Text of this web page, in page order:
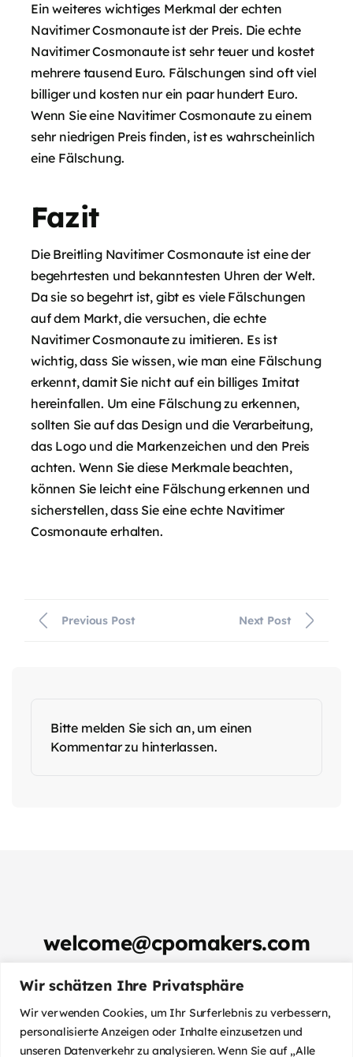
Wir schätzen Ihre Privatsphäre
Wir verwenden Cookies, um Ihr Surferlebnis zu verbessern,
personalisierte Anzeigen oder Inhalte einzusetzen und
unseren Datenverkehr zu analysieren. Wenn Sie auf „Alle
Ein weiteres wichtiges Merkmal der echten
Navitimer Cosmonaute ist der Preis. Die echte
Navitimer Cosmonaute ist sehr teuer und kostet
mehrere tausend Euro. Fälschungen sind oft viel
billiger und kosten nur ein paar hundert Euro.
Wenn Sie eine Navitimer Cosmonaute zu einem
sehr niedrigen Preis finden, ist es wahrscheinlich
eine Fälschung.
Fazit
Die Breitling Navitimer Cosmonaute ist eine der
begehrtesten und bekanntesten Uhren der Welt.
Da sie so begehrt ist, gibt es viele Fälschungen
auf dem Markt, die versuchen, die echte
Navitimer Cosmonaute zu imitieren. Es ist
wichtig, dass Sie wissen, wie man eine Fälschung
erkennt, damit Sie nicht auf ein billiges Imitat
hereinfallen. Um eine Fälschung zu erkennen,
sollten Sie auf das Design und die Verarbeitung,
das Logo und die Markenzeichen und den Preis
achten. Wenn Sie diese Merkmale beachten,
können Sie leicht eine Fälschung erkennen und
sicherstellen, dass Sie eine echte Navitimer
Cosmonaute erhalten.
Previous Post Next Post
Bitte melden Sie sich an, um einen
Kommentar zu hinterlassen.
welcome@cpomakers.com
Reaktionszeit: max. 4 Stunden
Wir sind aus der
Schweiz und sprechen
Deutsch,
Englisch und
Französisch.